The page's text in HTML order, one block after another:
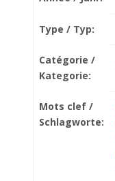
Type / Typ:
Catégorie /
Kategorie:
Mots clef /
Schlagworte: